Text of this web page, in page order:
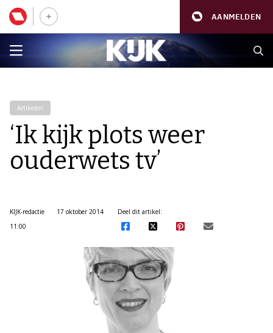
AANMELDEN
Artikelen
‘Ik kijk plots weer
ouderwets tv’
KIJK-redactie
17 oktober 2014
11:00
Deel dit artikel: